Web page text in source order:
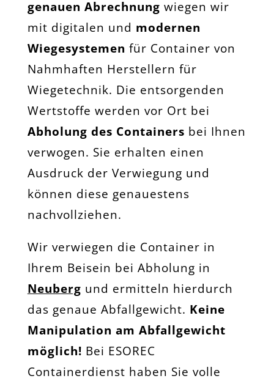
genauen Abrechnung wiegen wir
mit digitalen und modernen
Wiegesystemen für Container von
Nahmhaften Herstellern für
Wiegetechnik. Die entsorgenden
Wertstoffe werden vor Ort bei
Abholung des Containers bei Ihnen
verwogen. Sie erhalten einen
Ausdruck der Verwiegung und
können diese genauestens
nachvollziehen.
Wir verwiegen die Container in
Ihrem Beisein bei Abholung in
Neuberg und ermitteln hierdurch
das genaue Abfallgewicht. Keine
Manipulation am Abfallgewicht
möglich! Bei ESOREC
Containerdienst haben Sie volle